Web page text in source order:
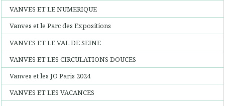
VANVES ET LE NUMERIQUE
Vanves et le Parc des Expositions
VANVES ET LE VAL DE SEINE
VANVES ET LES CIRCULATIONS DOUCES
Vanves et les JO Paris 2024
VANVES ET LES VACANCES